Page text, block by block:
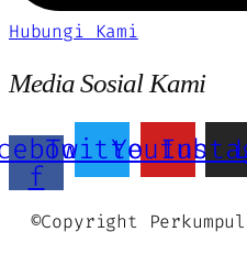
Hubungi Kami
Media Sosial Kami
f
TwitterYoutube
©Copyright